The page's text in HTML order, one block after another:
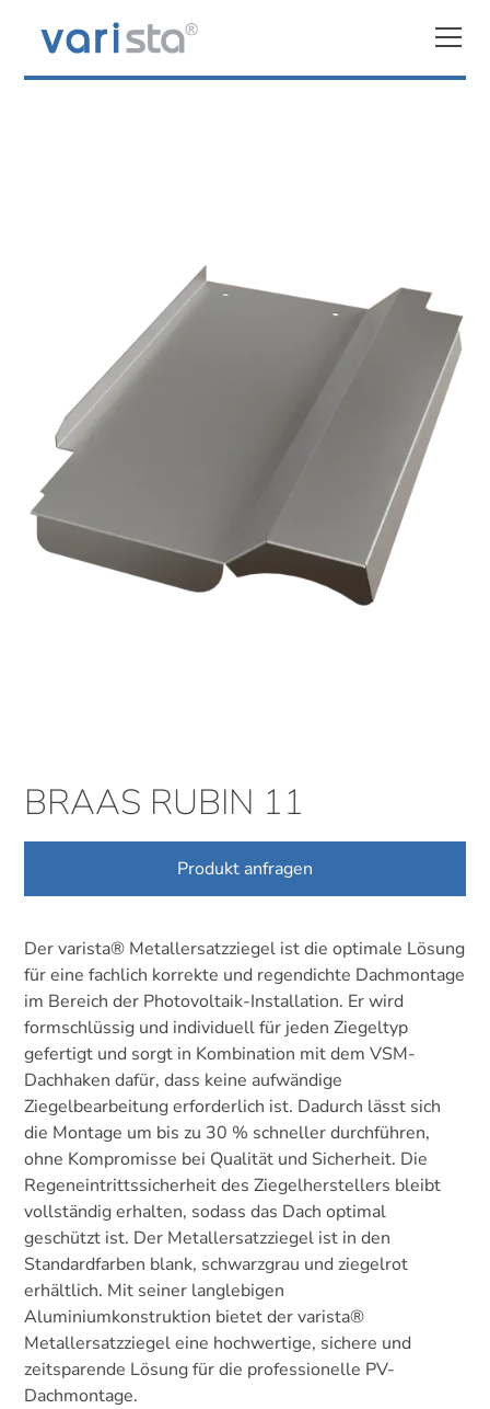
BRAAS RUBIN 11
Produkt anfragen
Der varista® Metallersatzziegel ist die optimale Lösung
für eine fachlich korrekte und regendichte Dachmontage
im Bereich der Photovoltaik-Installation. Er wird
formschlüssig und individuell für jeden Ziegeltyp
gefertigt und sorgt in Kombination mit dem VSM-
Dachhaken dafür, dass keine aufwändige
Ziegelbearbeitung erforderlich ist. Dadurch lässt sich
die Montage um bis zu 30 % schneller durchführen,
ohne Kompromisse bei Qualität und Sicherheit. Die
Regeneintrittssicherheit des Ziegelherstellers bleibt
vollständig erhalten, sodass das Dach optimal
geschützt ist. Der Metallersatzziegel ist in den
Standardfarben blank, schwarzgrau und ziegelrot
erhältlich. Mit seiner langlebigen
Aluminiumkonstruktion bietet der varista®
Metallersatzziegel eine hochwertige, sichere und
zeitsparende Lösung für die professionelle PV-
Dachmontage.